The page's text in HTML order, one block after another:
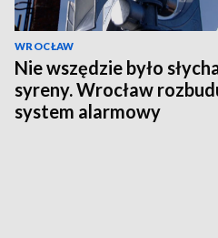
WROCŁAW
Nie wszędzie było
syreny. Wrocław
system alarmowy